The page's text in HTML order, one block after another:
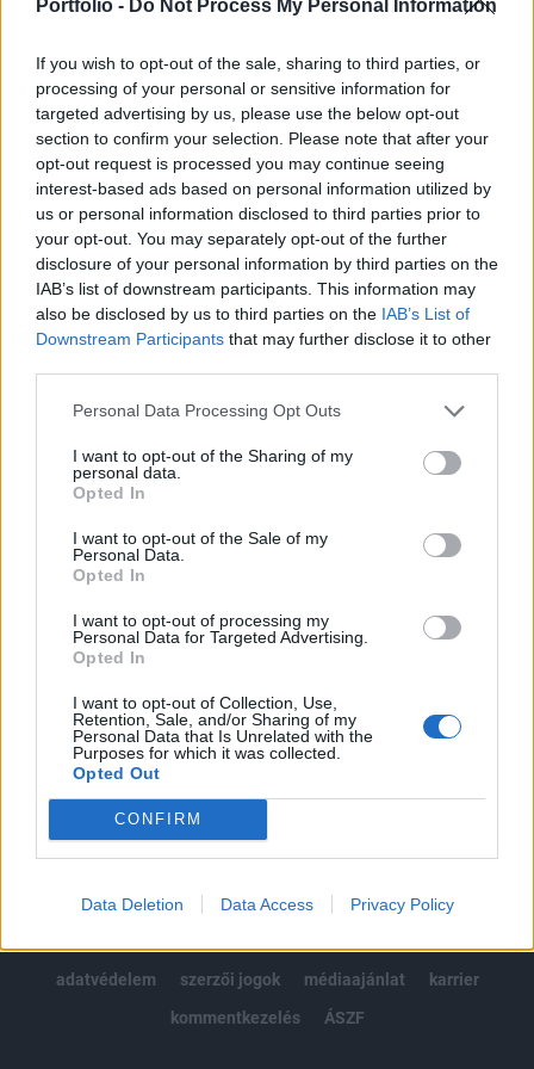
Portfolio - Do Not Process My Personal Information
If you wish to opt-out of the sale, sharing to third parties, or
processing of your personal or sensitive information for
targeted advertising by us, please use the below opt-out
section to confirm your selection. Please note that after your
opt-out request is processed you may continue seeing
interest-based ads based on personal information utilized by
us or personal information disclosed to third parties prior to
your opt-out. You may separately opt-out of the further
disclosure of your personal information by third parties on the
IAB’s list of downstream participants. This information may
also be disclosed by us to third parties on the IAB’s List of
Downstream Participants that may further disclose it to other
Personal Data Processing Opt Outs
I want to opt-out of the Sharing of my
personal data.
Opted In
I want to opt-out of the Sale of my
Personal Data.
Opted In
I want to opt-out of processing my
Personal Data for Targeted Advertising.
Opted In
I want to opt-out of Collection, Use,
Retention, Sale, and/or Sharing of my
Personal Data that Is Unrelated with the
Purposes for which it was collected.
Opted Out
CONFIRM
Data Deletion Data Access Privacy Policy
1976: Jack Bogle, a Vanguard csoport elnöke útjára indítja
a világ első indexkövető alapját, a First Index Investment
Trustot. Célja, hogy egy alacsony költségű, az amerikai
részvények széles körébe fektető alapot hozzon létre a
hosszútávon gondolkodó befektetők számára. Az indulás
nehéz, az alapba kezdetben mindössze 11 millió dollár
gyűlik össze. 2017: a tőzsdén...
KEDVES OLVASÓNK!
A keresett cikk a portfolio.hu hírarchívumához
tartozik, melynek olvasása előfizetéses
Az előfizetés a következőket tartalmazza:
Kötéslisták: BÉT elmúlt 2 év napon belüli
kötéslistái
Előfizetés
MÁR ELŐFIZETŐNK VAGY?BEJELENTKEZÉS
© 2026 Portfolio
adatvédelem
szerzői jogok médiaajánlat
karrier
kommentkezelés
ÁSZF